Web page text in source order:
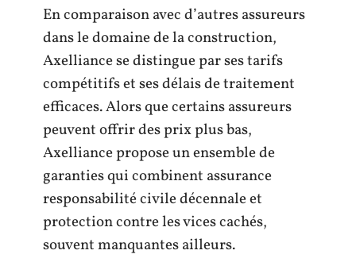
En comparaison avec d’autres assureurs
dans le domaine de la construction,
Axelliance se distingue par ses tarifs
compétitifs et ses délais de traitement
efficaces. Alors que certains assureurs
peuvent offrir des prix plus bas,
Axelliance propose un ensemble de
garanties qui combinent assurance
responsabilité civile décennale et
protection contre les vices cachés,
souvent manquantes ailleurs.